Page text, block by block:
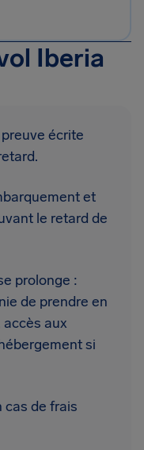
Iberia
écrite
et
le retard de
prolonge :
de prendre en
aux
si
cas de frais